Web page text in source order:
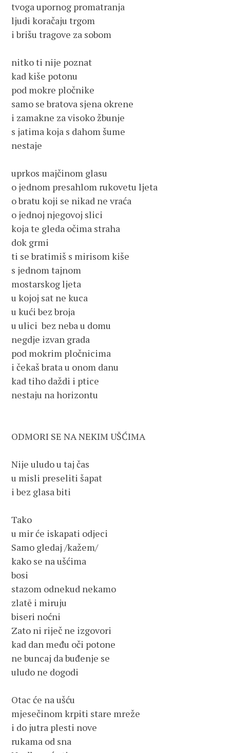
tvoga upornog promatranja
ljudi koračaju trgom
i brišu tragove za sobom
nitko ti nije poznat
kad kiše potonu
pod mokre pločnike
samo se bratova sjena okrene
i zamakne za visoko žbunje
s jatima koja s dahom šume
nestaje
uprkos majčinom glasu
o jednom presahlom rukovetu ljeta
o bratu koji se nikad ne vraća
o jednoj njegovoj slici
koja te gleda očima straha
dok grmi
ti se bratimiš s mirisom kiše
s jednom tajnom
mostarskog ljeta
u kojoj sat ne kuca
u kući bez broja
u ulici  bez neba u domu
negdje izvan grada
pod mokrim pločnicima
i čekaš brata u onom danu
kad tiho daždi i ptice
nestaju na horizontu
ODMORI SE NA NEKIM UŠĆIMA
Nije uludo u taj čas
u misli preseliti šapat
i bez glasa biti
Tako
u mir će iskapati odjeci
Samo gledaj /kažem/
kako se na ušćima
bosi
stazom odnekud nekamo
zlatē i miruju
biseri noćni
Zato ni riječ ne izgovori
kad dan među oči potone
ne buncaj da buđenje se
uludo ne dogodi
Otac će na ušću
mjesečinom krpiti stare mreže
i do jutra plesti nove
rukama od sna